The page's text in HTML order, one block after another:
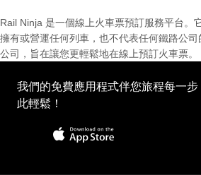
Rail Ninja 是一個線上火車票預訂服務平台。
擁有或營運任何列車，也不代表任何鐵路公
公司，旨在讓您更輕鬆地在線上預訂火車票。
我們的免費應用程式伴您旅程每一
此輕鬆！